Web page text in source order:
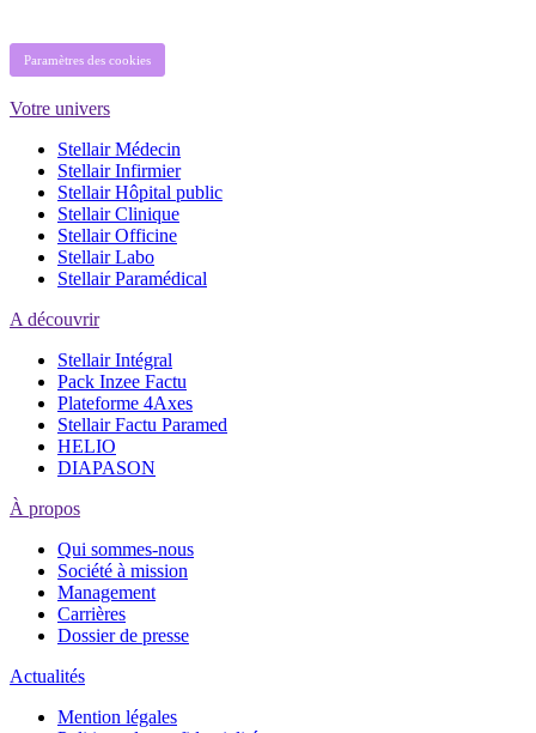
Paramètres des cookies
Votre univers
Stellair Médecin
Stellair Infirmier
Stellair Hôpital public
Stellair Clinique
Stellair Officine
Stellair Labo
Stellair Paramédical
A découvrir
Stellair Intégral
Pack Inzee Factu
Plateforme 4Axes
Stellair Factu Paramed
HELIO
DIAPASON
À propos
Qui sommes-nous
Société à mission
Management
Carrières
Dossier de presse
Actualités
Mention légales